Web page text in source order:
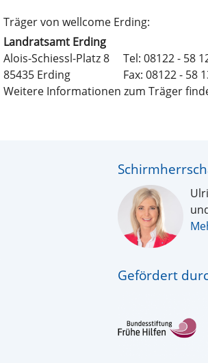
Träger von wellcome Erding:
Landratsamt Erding
Alois-Schiessl-Platz 8
85435 Erding
Tel: 08122 - 58
Fax: 08122 - 58
Weitere Informationen zum Träger
Gefördert